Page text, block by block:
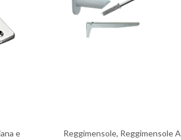
e
Reggimensole, Reggimensole A